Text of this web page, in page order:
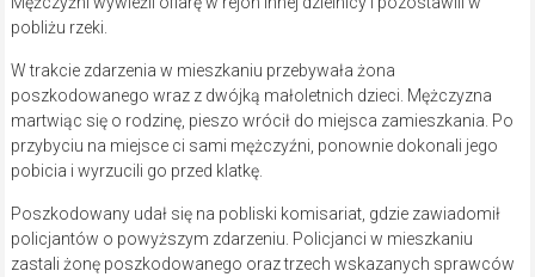
pobliżu rzeki.
W trakcie zdarzenia w mieszkaniu przebywała żona
poszkodowanego wraz z dwójką małoletnich dzieci. Mężczyzna
martwiąc się o rodzinę, pieszo wrócił do miejsca zamieszkania. Po
przybyciu na miejsce ci sami mężczyźni, ponownie dokonali jego
pobicia i wyrzucili go przed klatkę.
Poszkodowany udał się na pobliski komisariat, gdzie zawiadomił
policjantów o powyższym zdarzeniu. Policjanci w mieszkaniu
zastali żonę poszkodowanego oraz trzech wskazanych sprawców